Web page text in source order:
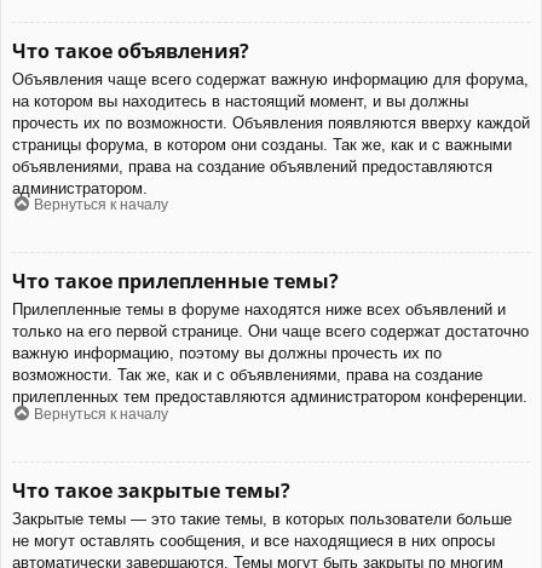
Что такое объявления?
Объявления чаще всего содержат важную информацию для форума,
на котором вы находитесь в настоящий момент, и вы должны
прочесть их по возможности. Объявления появляются вверху каждой
страницы форума, в котором они созданы. Так же, как и с важными
объявлениями, права на создание объявлений предоставляются
администратором.
Вернуться к началу
Что такое прилепленные темы?
Прилепленные темы в форуме находятся ниже всех объявлений и
только на его первой странице. Они чаще всего содержат достаточно
важную информацию, поэтому вы должны прочесть их по
возможности. Так же, как и с объявлениями, права на создание
прилепленных тем предоставляются администратором конференции.
Вернуться к началу
Что такое закрытые темы?
Закрытые темы — это такие темы, в которых пользователи больше
не могут оставлять сообщения, и все находящиеся в них опросы
автоматически завершаются. Темы могут быть закрыты по многим